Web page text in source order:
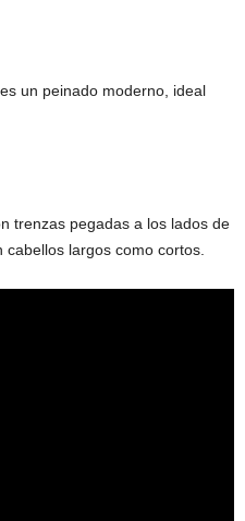
un peinado moderno, ideal
trenzas pegadas a los lados de
largos como cortos.